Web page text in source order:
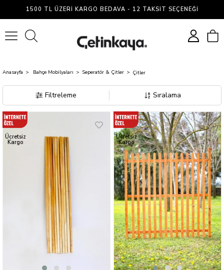
1500 TL ÜZERI KARGO BEDAVA - 12 TAKSIT SEÇENEĞI
Anasayfa Bahçe Mobilyaları Seperatör & Çitler Çitler
Filtreleme Sıralama
Ücretsiz
Kargo
Ücretsiz
Kargo
Çitler